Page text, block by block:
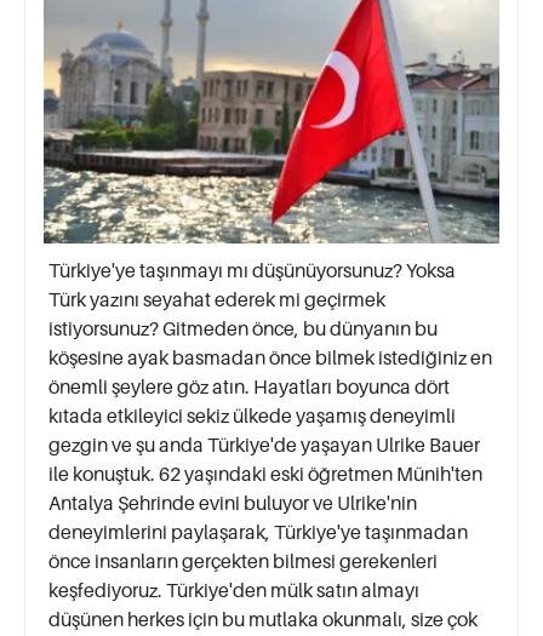
Türkiye'ye taşınmayı mı düşünüyorsunuz? Yoksa
Türk yazını seyahat ederek mi geçirmek
istiyorsunuz? Gitmeden önce, bu dünyanın bu
köşesine ayak basmadan önce bilmek istediğiniz en
önemli şeylere göz atın. Hayatları boyunca dört
kıtada etkileyici sekiz ülkede yaşamış deneyimli
gezgin ve şu anda Türkiye'de yaşayan Ulrike Bauer
ile konuştuk. 62 yaşındaki eski öğretmen Münih'ten
Antalya Şehrinde evini buluyor ve Ulrike'nin
deneyimlerini paylaşarak, Türkiye'ye taşınmadan
önce insanların gerçekten bilmesi gerekenleri
keşfediyoruz. Türkiye'den mülk satın almayı
düşünen herkes için bu mutlaka okunmalı, size çok